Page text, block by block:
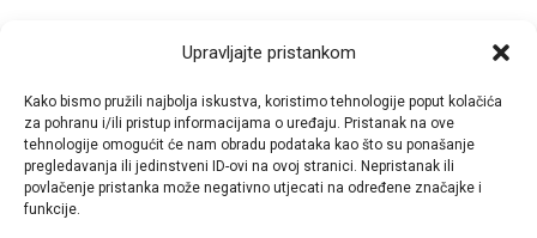
Upravljajte pristankom
Kako bismo pružili najbolja iskustva, koristimo tehnologije poput kolačića
za pohranu i/ili pristup informacijama o uređaju. Pristanak na ove
tehnologije omogućit će nam obradu podataka kao što su ponašanje
pregledavanja ili jedinstveni ID-ovi na ovoj stranici. Nepristanak ili
povlačenje pristanka može negativno utjecati na određene značajke i
funkcije.
komentirao.